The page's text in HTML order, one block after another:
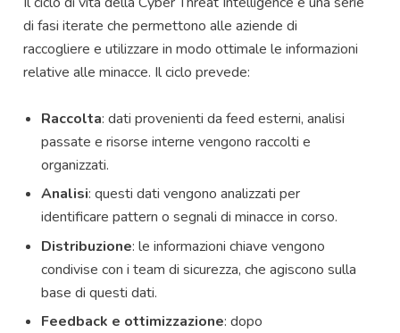
di fasi iterate che permettono alle aziende di
raccogliere e utilizzare in modo ottimale le informazioni
relative alle minacce. Il ciclo prevede:
Raccolta: dati provenienti da feed esterni, analisi
passate e risorse interne vengono raccolti e
organizzati.
Analisi: questi dati vengono analizzati per
identificare pattern o segnali di minacce in corso.
Distribuzione: le informazioni chiave vengono
condivise con i team di sicurezza, che agiscono sulla
base di questi dati.
Feedback e ottimizzazione: dopo